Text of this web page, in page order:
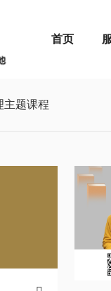
首页
主题课程